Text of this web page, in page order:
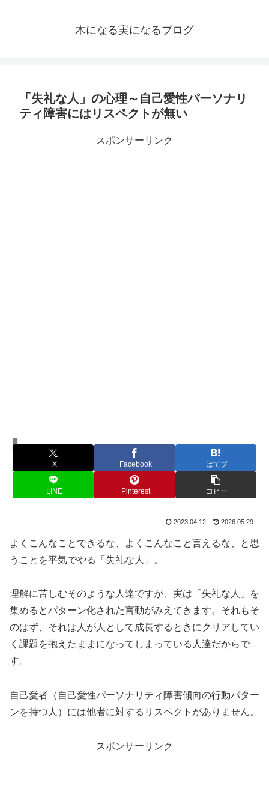
木になる実になるブログ
「失礼な人」の心理～自己愛性パーソナリ
ティ障害にはリスペクトが無い
スポンサーリンク
人間関係
X Facebook はてブ
LINE Pinterest コピー
2023.04.12 2026.05.29
よくこんなことできるな、よくこんなこと言えるな、と思
うことを平気でやる「失礼な人」。
理解に苦しむそのような人達ですが、実は「失礼な人」を
集めるとパターン化された言動がみえてきます。それもそ
のはず、それは人が人として成長するときにクリアしてい
く課題を抱えたままになってしまっている人達だからで
す。
自己愛者（自己愛性パーソナリティ障害傾向の行動パター
ンを持つ人）には他者に対するリスペクトがありません。
スポンサーリンク